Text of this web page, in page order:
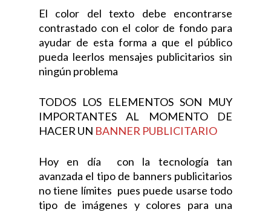
El color del texto debe encontrarse
contrastado con el color de fondo para
ayudar de esta forma a que el público
pueda leerlos mensajes publicitarios sin
ningún problema
TODOS LOS ELEMENTOS SON MUY
IMPORTANTES AL MOMENTO DE
HACER UN BANNER PUBLICITARIO
Hoy en día con la tecnología tan
avanzada el tipo de banners publicitarios
no tiene límites pues puede usarse todo
tipo de imágenes y colores para una